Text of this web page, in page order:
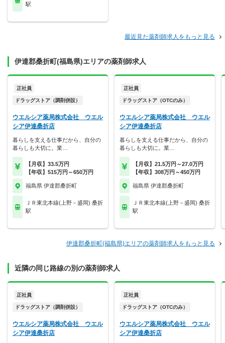
駅
最近見た薬剤師求人をもっと見る
伊達郡桑折町(福島県)エリアの薬剤師求人
正社員
ドラッグストア（調剤併設）
ウエルシア薬局株式会社 ウエル
シア伊達桑折店
暮らしを支える仕事だから、自分の
暮らしも大切に。業…
【月収】33.5万円
【年収】515万円～650万円
福島県 伊達郡桑折町
ＪＲ東北本線(上野－盛岡) 桑折
駅
正社員
ドラッグストア（OTCのみ）
ウエルシア薬局株式会社 ウエル
シア伊達桑折店
暮らしを支える仕事だから、自分の
暮らしも大切に。業…
【月収】21.5万円～27.0万円
【年収】308万円～450万円
福島県 伊達郡桑折町
ＪＲ東北本線(上野－盛岡) 桑折
駅
伊達郡桑折町(福島県)エリアの薬剤師求人をもっと見る
近隣の同じ路線の別の薬剤師求人
正社員
ドラッグストア（調剤併設）
ウエルシア薬局株式会社 ウエル
シア伊達桑折店
正社員
ドラッグストア（OTCのみ）
ウエルシア薬局株式会社 ウエル
シア伊達桑折店